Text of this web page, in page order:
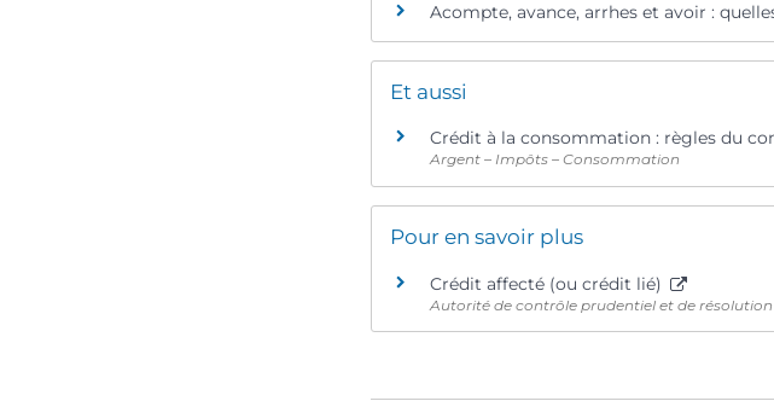
Acompte, avance, arrhes et avoir :
Et aussi
Crédit à la consommation : règles du
Argent – Impôts – Consommation
Pour en savoir plus
Crédit affecté (ou crédit lié)
Autorité de contrôle prudentiel et de résolution